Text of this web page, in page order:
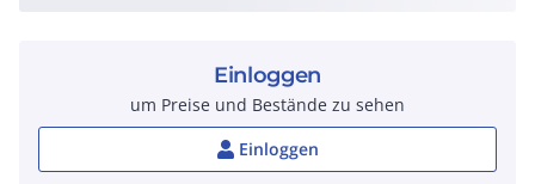
Einloggen
um Preise und Bestände zu sehen
Einloggen